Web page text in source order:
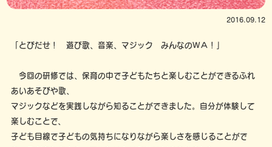
2016.09.12
「とびだせ！ 遊び歌、音楽、マジック みんなのＷＡ！」
今回の研修では、保育の中で子どもたちと楽しむことができるふれ
あいあそびや歌、
マジックなどを実践しながら知ることができました。自分が体験して
楽しむことで、
子ども目線で子どもの気持ちになりながら楽しさを感じることがで